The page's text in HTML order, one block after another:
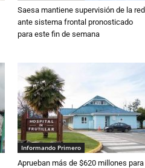
Saesa mantiene supervisión de la red
ante sistema frontal pronosticado
para este fin de semana
Informando Primero
Aprueban más de $620 millones para